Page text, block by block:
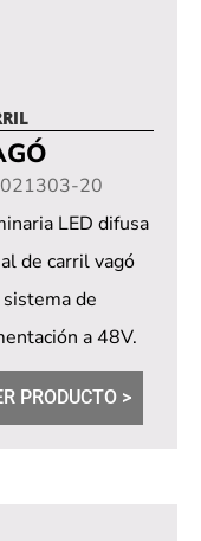
20
LED difusa
de carril vagó
sistema de
a 48V.
PRODUCTO >